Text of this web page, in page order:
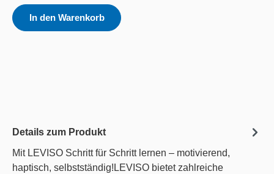
In den Warenkorb
Details zum Produkt
Mit LEVISO Schritt für Schritt lernen – motivierend,
haptisch, selbstständig!LEVISO bietet zahlreiche